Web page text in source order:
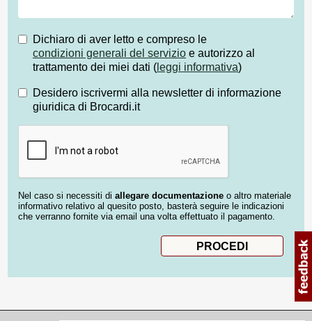
Dichiaro di aver letto e compreso le
condizioni generali del servizio e autorizzo al
trattamento dei miei dati ( leggi informativa)
Desidero iscrivermi alla newsletter di informazione
giuridica di Brocardi.it
Nel caso si necessiti di allegare documentazione o altro materiale
informativo relativo al quesito posto, basterà seguire le indicazioni
che verranno fornite via email una volta effettuato il pagamento.